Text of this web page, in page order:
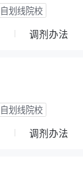
自划线院校
调剂办法
自划线院校
调剂办法